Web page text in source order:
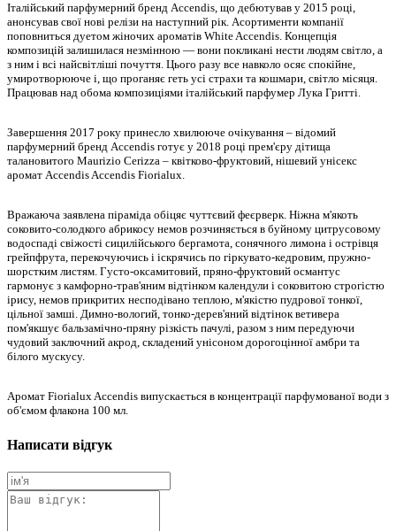
Італійський парфумерний бренд Accendis, що дебютував у 2015 році,
анонсував свої нові релізи на наступний рік. Асортименти компанії
поповниться дуетом жіночих ароматів White Accendis. Концепція
композицій залишилася незмінною — вони покликані нести людям світло, а
з ним і всі найсвітліші почуття. Цього разу все навколо осяє спокійне,
умиротворююче і, що проганяє геть усі страхи та кошмари, світло місяця.
Працював над обома композиціями італійський парфумер Лука Гритті.
Завершення 2017 року принесло хвилююче очікування – відомий
парфумерний бренд Accendis готує у 2018 році прем'єру дітища
талановитого Maurizio Cerizza – квітково-фруктовий, нішевий унісекс
аромат Accendis Accendis Fiorialux.
Вражаюча заявлена піраміда обіцяє чуттєвий феєрверк. Ніжна м'якоть
соковито-солодкого абрикосу немов розчиняється в буйному цитрусовому
водоспаді свіжості сицилійського бергамота, сонячного лимона і острівця
грейпфрута, перекочуючись і іскрячись по гіркувато-кедровим, пружно-
шорстким листям. Густо-оксамитовий, пряно-фруктовий османтус
гармонує з камфорно-трав'яним відтінком календули і соковитою строгістю
ірису, немов прикритих несподівано теплою, м'якістю пудрової тонкої,
цільної замші. Димно-вологий, тонко-дерев'яний відтінок ветивера
пом'якшує бальзамічно-пряну різкість пачулі, разом з ним передуючи
чудовий заключний акрод, складений унісоном дорогоцінної амбри та
білого мускусу.
Аромат Fiorialux Accendis випускається в концентрації парфумованої води з
об'ємом флакона 100 мл.
Написати відгук